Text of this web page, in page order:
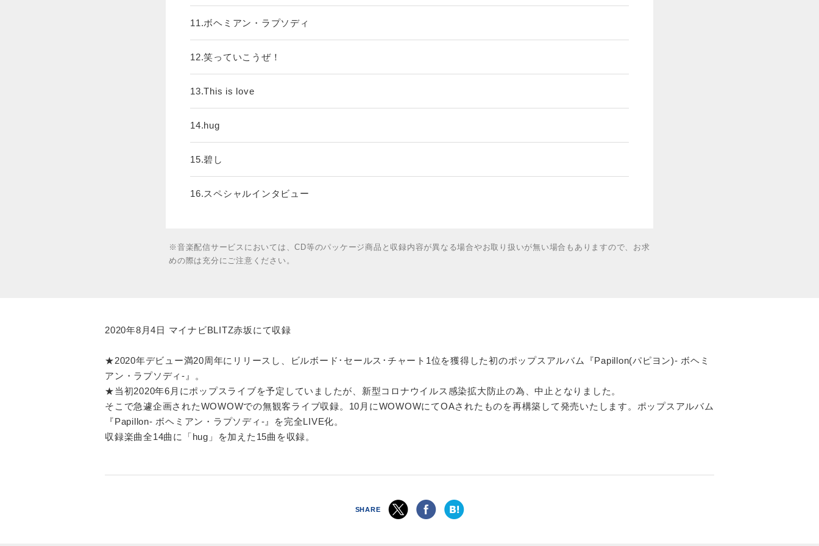
11.ボヘミアン・ラプソディ
12.笑っていこうぜ！
13.This is love
14.hug
15.碧し
16.スペシャルインタビュー
※音楽配信サービスにおいては、CD等のパッケージ商品と収録内容が異なる場合やお取り扱いが無い場合もありますので、お求
めの際は充分にご注意ください。
2020年8月4日 マイナビBLITZ赤坂にて収録
★2020年デビュー満20周年にリリースし、ビルボード･セールス･チャート1位を獲得した初のポップスアルバム『Papillon(パピヨン)- ボヘミ
アン・ラプソディ-』。
★当初2020年6月にポップスライブを予定していましたが、新型コロナウイルス感染拡大防止の為、中止となりました。
そこで急遽企画されたWOWOWでの無観客ライブ収録。10月にWOWOWにてOAされたものを再構築して発売いたします。ポップスアルバム
『Papillon- ボヘミアン・ラプソディ-』を完全LIVE化。
収録楽曲全14曲に「hug」を加えた15曲を収録。
SHARE